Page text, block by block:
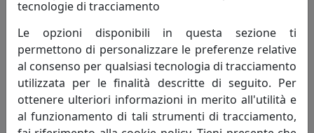
SPECCHIO ELEGANTE DA TERRA MORGANA, COD. 0SP0341C26
Arti e Mestieri
515,85 €
tecnologie di tracciamento
Le opzioni disponibili in questa sezione ti
permettono di personalizzare le preferenze relative
al consenso per qualsiasi tecnologia di tracciamento
utilizzata per le finalità descritte di seguito. Per
ottenere ulteriori informazioni in merito all'utilità e
al funzionamento di tali strumenti di tracciamento,